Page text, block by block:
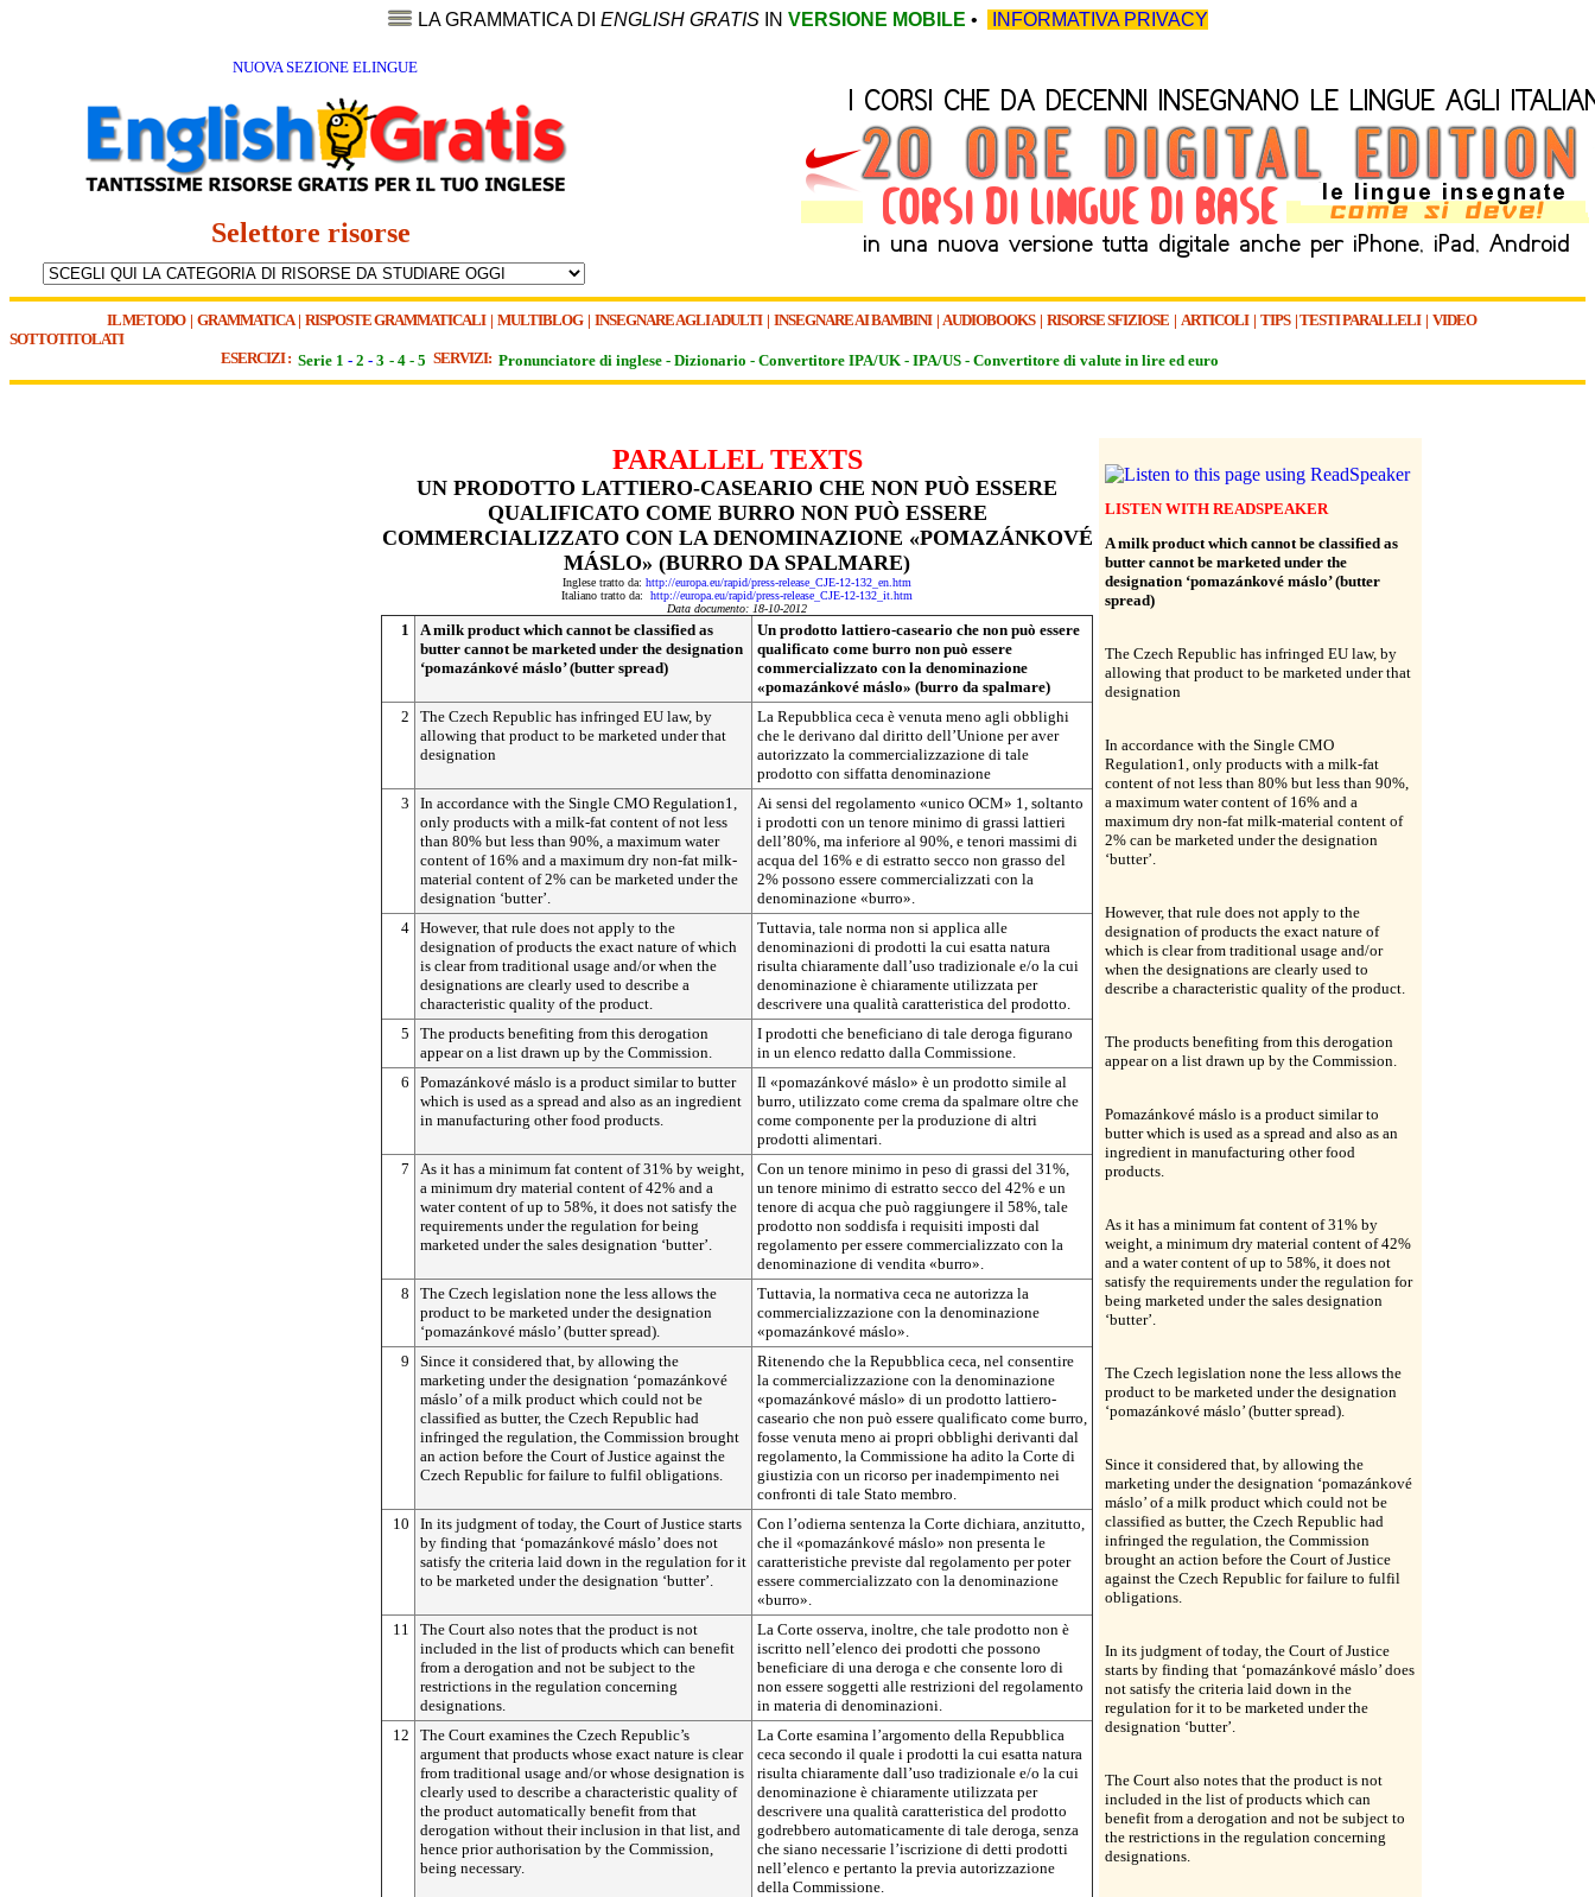
LA GRAMMATICA DI ENGLISH GRATIS IN VERSIONE MOBILE • INFORMATIVA PRIVACY
NUOVA SEZIONE ELINGUE
Selettore risorse
IL METODO| GRAMMATICA| RISPOSTE GRAMMATICALI| MULTIBLOG| INSEGNARE AGLI ADULTI | INSEGNARE AI BAMBINI| AUDIOBOOKS| RISORSE SFIZIOSE | ARTICOLI| TIPS|TESTI PARALLELI| VIDEO
SOTTOTITOLATI
ESERCIZI : Serie 1 - 2 - 3 - 4 - 5 SERVIZI: Pronunciatore di inglese - Dizionario - Convertitore IPA/UK - IPA/US - Convertitore di valute in lire ed euro
PARALLEL TEXTS
UN PRODOTTO LATTIERO-CASEARIO CHE NON PUÒ ESSERE
QUALIFICATO COME BURRO NON PUÒ ESSERE
COMMERCIALIZZATO CON LA DENOMINAZIONE «POMAZÁNKOVÉ
MÁSLO» (BURRO DA SPALMARE)
Inglese tratto da: http://europa.eu/rapid/press-release_CJE-12-132_en.htm
Italiano tratto da: http://europa.eu/rapid/press-release_CJE-12-132_it.htm
Data documento: 18-10-2012
1
A milk product which cannot be classified as
butter cannot be marketed under the designation
‘pomazánkové máslo’ (butter spread)
Un prodotto lattiero-caseario che non può essere
qualificato come burro non può essere
commercializzato con la denominazione
«pomazánkové máslo» (burro da spalmare)
2
The Czech Republic has infringed EU law, by
allowing that product to be marketed under that
designation
La Repubblica ceca è venuta meno agli obblighi
che le derivano dal diritto dell’Unione per aver
autorizzato la commercializzazione di tale
prodotto con siffatta denominazione
3
In accordance with the Single CMO Regulation1,
only products with a milk-fat content of not less
than 80% but less than 90%, a maximum water
content of 16% and a maximum dry non-fat milk-
material content of 2% can be marketed under the
designation ‘butter’.
Ai sensi del regolamento «unico OCM» 1, soltanto
i prodotti con un tenore minimo di grassi lattieri
dell’80%, ma inferiore al 90%, e tenori massimi di
acqua del 16% e di estratto secco non grasso del
2% possono essere commercializzati con la
denominazione «burro».
4 However, that rule does not apply to the
designation of products the exact nature of which
is clear from traditional usage and/or when the
designations are clearly used to describe a
characteristic quality of the product.
Tuttavia, tale norma non si applica alle
denominazioni di prodotti la cui esatta natura
risulta chiaramente dall’uso tradizionale e/o la cui
denominazione è chiaramente utilizzata per
descrivere una qualità caratteristica del prodotto.
5
The products benefiting from this derogation
appear on a list drawn up by the Commission.
I prodotti che beneficiano di tale deroga figurano
in un elenco redatto dalla Commissione.
6
Pomazánkové máslo is a product similar to butter
which is used as a spread and also as an ingredient
in manufacturing other food products.
Il «pomazánkové máslo» è un prodotto simile al
burro, utilizzato come crema da spalmare oltre che
come componente per la produzione di altri
prodotti alimentari.
7
As it has a minimum fat content of 31% by weight,
a minimum dry material content of 42% and a
water content of up to 58%, it does not satisfy the
requirements under the regulation for being
marketed under the sales designation ‘butter’.
Con un tenore minimo in peso di grassi del 31%,
un tenore minimo di estratto secco del 42% e un
tenore di acqua che può raggiungere il 58%, tale
prodotto non soddisfa i requisiti imposti dal
regolamento per essere commercializzato con la
denominazione di vendita «burro».
8
The Czech legislation none the less allows the
product to be marketed under the designation
‘pomazánkové máslo’ (butter spread).
Tuttavia, la normativa ceca ne autorizza la
commercializzazione con la denominazione
«pomazánkové máslo».
9
Since it considered that, by allowing the
marketing under the designation ‘pomazánkové
máslo’ of a milk product which could not be
classified as butter, the Czech Republic had
infringed the regulation, the Commission brought
an action before the Court of Justice against the
Czech Republic for failure to fulfil obligations.
Ritenendo che la Repubblica ceca, nel consentire
la commercializzazione con la denominazione
«pomazánkové máslo» di un prodotto lattiero-
caseario che non può essere qualificato come burro,
fosse venuta meno ai propri obblighi derivanti dal
regolamento, la Commissione ha adito la Corte di
giustizia con un ricorso per inadempimento nei
confronti di tale Stato membro.
10
In its judgment of today, the Court of Justice starts
by finding that ‘pomazánkové máslo’ does not
satisfy the criteria laid down in the regulation for it
to be marketed under the designation ‘butter’.
Con l’odierna sentenza la Corte dichiara, anzitutto,
che il «pomazánkové máslo» non presenta le
caratteristiche previste dal regolamento per poter
essere commercializzato con la denominazione
«burro».
11
The Court also notes that the product is not
included in the list of products which can benefit
from a derogation and not be subject to the
restrictions in the regulation concerning
designations.
La Corte osserva, inoltre, che tale prodotto non è
iscritto nell’elenco dei prodotti che possono
beneficiare di una deroga e che consente loro di
non essere soggetti alle restrizioni del regolamento
in materia di denominazioni.
12
The Court examines the Czech Republic’s
argument that products whose exact nature is clear
from traditional usage and/or whose designation is
clearly used to describe a characteristic quality of
the product automatically benefit from that
derogation without their inclusion in that list, and
hence prior authorisation by the Commission,
being necessary.
La Corte esamina l’argomento della Repubblica
ceca secondo il quale i prodotti la cui esatta natura
risulta chiaramente dall’uso tradizionale e/o la cui
denominazione è chiaramente utilizzata per
descrivere una qualità caratteristica del prodotto
godrebbero automaticamente di tale deroga, senza
che siano necessarie l’iscrizione di detti prodotti
nell’elenco e pertanto la previa autorizzazione
della Commissione.
LISTEN WITH READSPEAKER
A milk product which cannot be classified as
butter cannot be marketed under the
designation ‘pomazánkové máslo’ (butter
spread)
The Czech Republic has infringed EU law, by
allowing that product to be marketed under that
designation
In accordance with the Single CMO
Regulation1, only products with a milk-fat
content of not less than 80% but less than 90%,
a maximum water content of 16% and a
maximum dry non-fat milk-material content of
2% can be marketed under the designation
‘butter’.
However, that rule does not apply to the
designation of products the exact nature of
which is clear from traditional usage and/or
when the designations are clearly used to
describe a characteristic quality of the product.
The products benefiting from this derogation
appear on a list drawn up by the Commission.
Pomazánkové máslo is a product similar to
butter which is used as a spread and also as an
ingredient in manufacturing other food
products.
As it has a minimum fat content of 31% by
weight, a minimum dry material content of 42%
and a water content of up to 58%, it does not
satisfy the requirements under the regulation for
being marketed under the sales designation
‘butter’.
The Czech legislation none the less allows the
product to be marketed under the designation
‘pomazánkové máslo’ (butter spread).
Since it considered that, by allowing the
marketing under the designation ‘pomazánkové
máslo’ of a milk product which could not be
classified as butter, the Czech Republic had
infringed the regulation, the Commission
brought an action before the Court of Justice
against the Czech Republic for failure to fulfil
obligations.
In its judgment of today, the Court of Justice
starts by finding that ‘pomazánkové máslo’ does
not satisfy the criteria laid down in the
regulation for it to be marketed under the
designation ‘butter’.
The Court also notes that the product is not
included in the list of products which can
benefit from a derogation and not be subject to
the restrictions in the regulation concerning
designations.